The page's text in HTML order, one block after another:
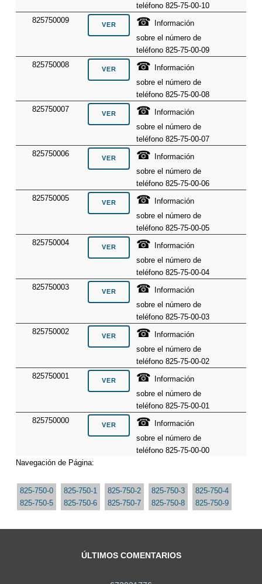
teléfono 825-75-00-10
825750009
☎
Información
sobre el número de
teléfono 825-75-00-09
825750008
☎
Información
sobre el número de
teléfono 825-75-00-08
825750007
☎
Información
sobre el número de
teléfono 825-75-00-07
825750006
☎
Información
sobre el número de
teléfono 825-75-00-06
825750005
☎
Información
sobre el número de
teléfono 825-75-00-05
825750004
☎
Información
sobre el número de
teléfono 825-75-00-04
825750003
☎
Información
sobre el número de
teléfono 825-75-00-03
825750002
☎
Información
sobre el número de
teléfono 825-75-00-02
825750001
☎
Información
sobre el número de
teléfono 825-75-00-01
825750000
☎
Información
sobre el número de
teléfono 825-75-00-00
Navegación de Página:
825-750-0 825-750-1 825-750-2 825-750-3
825-750-4
825-750-5
825-750-6 825-750-7 825-750-8 825-750-9
ÚLTIMOS COMENTARIOS